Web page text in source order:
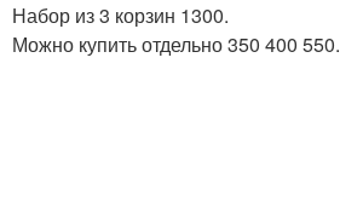
Набор из 3 корзин 1300.
Можно купить отдельно 350 400 550.